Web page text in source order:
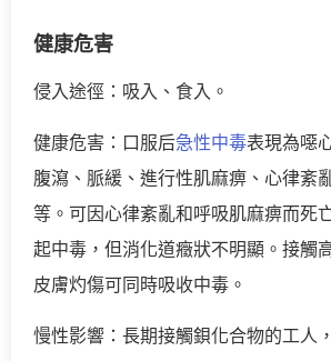
健康危害
侵入途徑：吸入、食入。
健康危害：口服后急性中毒表現為噁
腹瀉、脈緩、進行性肌麻痹、心律紊
等。可因心律紊亂和呼吸肌麻痹而死
起中毒，但消化道癥狀不明顯。接觸
皮膚灼傷可同時吸收中毒。
慢性影響：長期接觸鋇化合物的工人